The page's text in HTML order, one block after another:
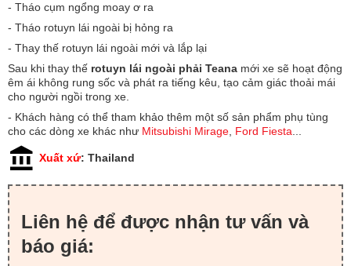
- Tháo cụm ngổng moay ơ ra
- Tháo rotuyn lái ngoài bị hỏng ra
- Thay thế rotuyn lái ngoài mới và lắp lại
Sau khi thay thế rotuyn lái ngoài phải Teana mới xe sẽ hoạt động
êm ái không rung sốc và phát ra tiếng kêu, tạo cảm giác thoải mái
cho người ngồi trong xe.
- Khách hàng có thể tham khảo thêm một số sản phẩm phụ tùng
cho các dòng xe khác như Mitsubishi Mirage Ford Fiesta
Xuất xứ: Thailand
Liên hệ để được nhận tư vấn và
báo giá: